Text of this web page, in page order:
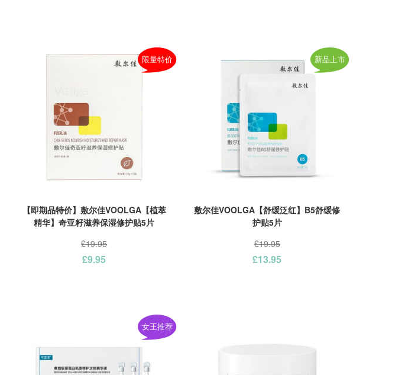
【即期品特价】敷尔佳VOOLGA【植萃
精华】奇亚籽滋养保湿修护贴5片
限量特价
£19.95
£9.95
敷尔佳VOOLGA【舒缓泛红】B5舒缓修
护贴5片
新品上市
£19.95
£13.95
女王推荐